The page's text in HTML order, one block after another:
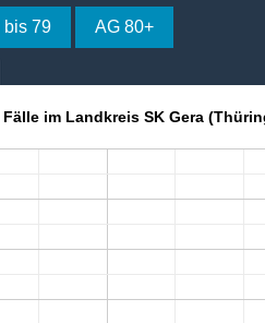
bis 79 AG 80+
Fälle im Landkreis SK Gera